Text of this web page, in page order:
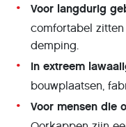
Voor langdurig
comfortabel
demping.
In extreem
bouwplaatsen,
Voor mensen die